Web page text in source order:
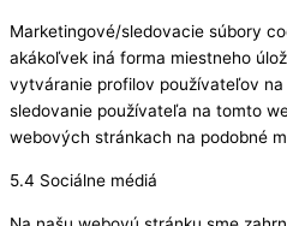
Marketingové/sledovacie súbory
akákoľvek iná forma miestneho
vytváranie profilov používateľov na
sledovanie používateľa na tomto
webových stránkach na podobné
5.4 Sociálne médiá